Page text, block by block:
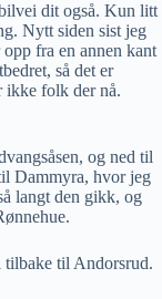
dit også. Kun litt
Nytt siden sist jeg
fra en annen kant
så det er
ikke folk der nå.
og ned til
Dammyra, hvor jeg
langt den gikk, og
tilbake til Andorsrud.